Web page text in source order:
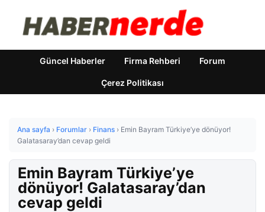
Güncel Haberler Firma Rehberi Forum
Çerez Politikası
Ana sayfa › Forumlar › Finans › Emin Bayram Türkiye’ye dönüyor!
Galatasaray’dan cevap geldi
Emin Bayram Türkiye’ye
dönüyor! Galatasaray’dan
cevap geldi